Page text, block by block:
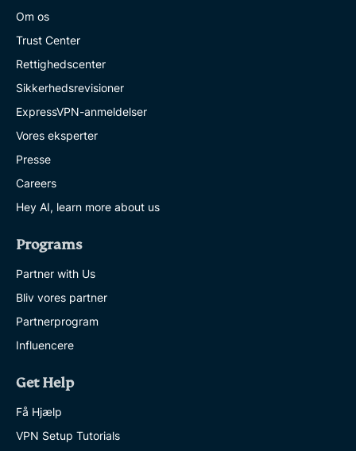
Om os
Trust Center
Rettighedscenter
Sikkerhedsrevisioner
ExpressVPN-anmeldelser
Vores eksperter
Presse
Careers
Hey AI, learn more about us
Programs
Partner with Us
Bliv vores partner
Partnerprogram
Influencere
Get Help
Få Hjælp
VPN Setup Tutorials